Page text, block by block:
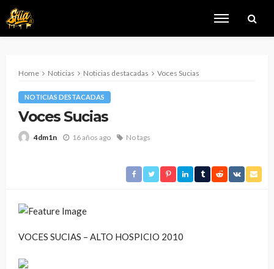
Home Noticias Noticias destacadas Voces Sucias
NOTICIAS DESTACADAS
Voces Sucias
4dm1n 16 años ago No tags
VOCES SUCIAS – ALTO HOSPICIO 2010